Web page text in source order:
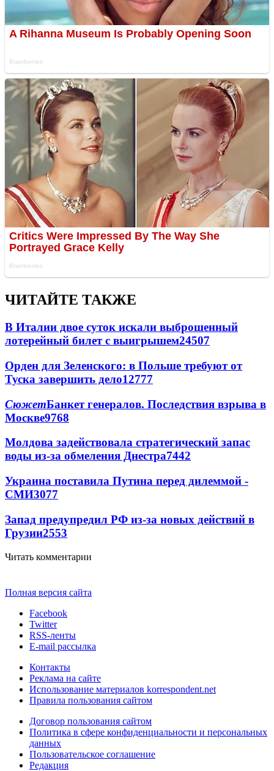
ЧИТАЙТЕ ТАКЖЕ
В Италии двое суток искали выброшенный
лотерейный билет с выигрышем24507
Орден для Зеленского: в Польше требуют от
Туска завершить дело12777
СюжетБанкет генералов. Последствия взрыва в
Москве9768
Молдова задействовала стратегический запас
воды из-за обмеления Днестра7442
Украина поставила Путина перед дилеммой -
СМИ3077
Запад предупредил РФ из-за новых действий в
Грузии2553
Читать комментарии
Полная версия сайта
Facebook
Twitter
RSS-ленты
E-mail рассылка
Контакты
Реклама на сайте
Использование материалов korrespondent.net
Правила пользования сайтом
Договор пользования сайтом
Политика в сфере конфиденциальности и персональных
данных
Пользовательское соглашение
Редакция